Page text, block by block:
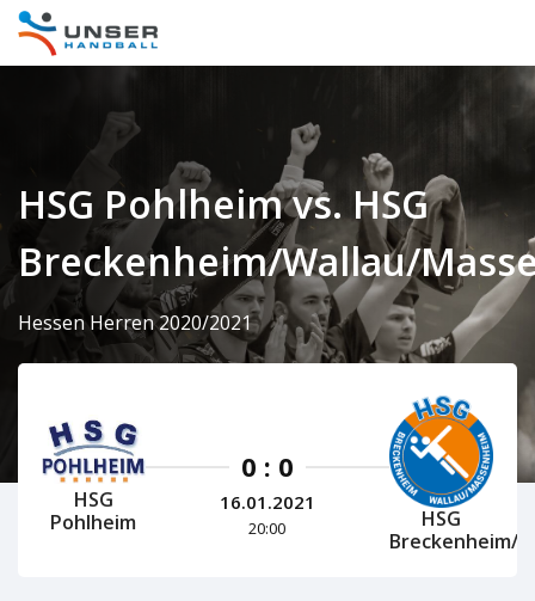
HSG Pohlheim vs. HSG
Breckenheim/Wallau/
Hessen Herren 2020/2021
HSG
Pohlheim
0 : 0
16.01.2021
20:00
HSG
Breckenheim/